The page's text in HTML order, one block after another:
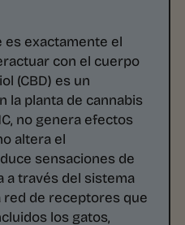
es exactamente el
con el cuerpo
(CBD) es un
la planta de cannabis
no genera efectos
altera el
sensaciones de
a través del sistema
red de receptores que
los gatos,